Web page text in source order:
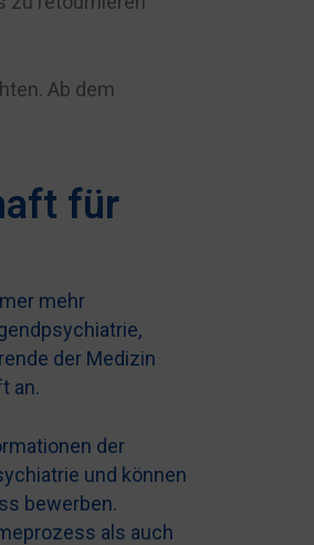
Ab dem
für
mehr
der Medizin
an.
der
und können
bewerben.
als auch